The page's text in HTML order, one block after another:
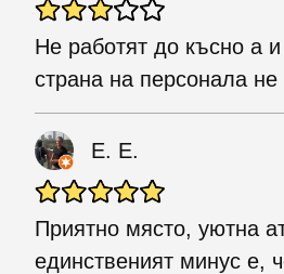
Не работят до късно а
страна на персонала
Е. Е.
Приятно място, уютна
единственият минус е,